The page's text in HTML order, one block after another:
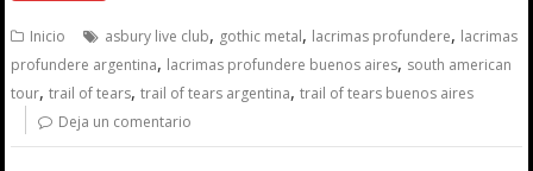
Inicio asbury live club, gothic metal, lacrimas profundere, lacrimas
profundere argentina, lacrimas profundere buenos aires, south american
tour,trail of tears,trail of tears argentina,trail of tears buenos aires
Deja un comentario